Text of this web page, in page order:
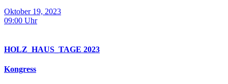
Oktober 19, 2023
09:00 Uhr
HOLZ_HAUS_­TAGE 2023
Kongress